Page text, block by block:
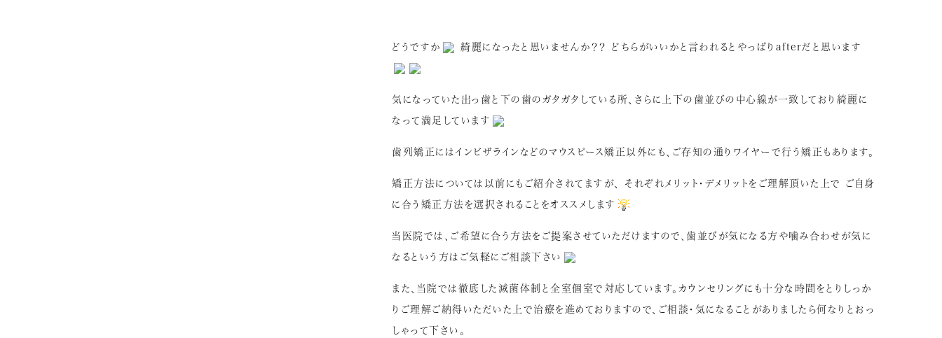
どうですか 綺麗になったと思いませんか？？ どちらがいいかと言われるとやっぱりafterだと思います
気になっていた出っ歯と下の歯のガタガタしている所、さらに上下の歯並びの中心線が一致しており綺麗に
なって満足しています
歯列矯正にはインビザラインなどのマウスピース矯正以外にも、ご存知の通りワイヤーで行う矯正もあります。
矯正方法については以前にもご紹介されてますが、 それぞれメリット・デメリットをご理解頂いた上で ご自身
に合う矯正方法を選択されることをオススメします
当医院では、ご希望に合う方法をご提案させていただけますので、歯並びが気になる方や噛み合わせが気に
なるという方はご気軽にご相談下さい
また、当院では徹底した滅菌体制と全室個室で対応しています。カウンセリングにも十分な時間をとりしっか
りご理解ご納得いただいた上で治療を進めておりますので、ご相談・気になることがありましたら何なりとおっ
しゃって下さい。